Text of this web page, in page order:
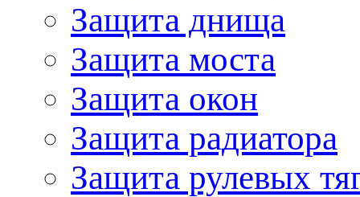
Защита днища
Защита моста
Защита окон
Защита радиатора
Защита рулевых